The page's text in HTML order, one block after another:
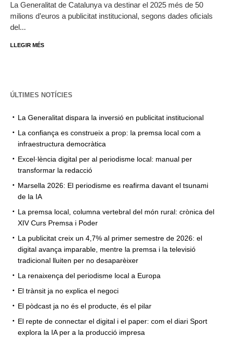
La Generalitat de Catalunya va destinar el 2025 més de 50
milions d’euros a publicitat institucional, segons dades oficials
del...
LLEGIR MÉS
ÚLTIMES NOTÍCIES
La Generalitat dispara la inversió en publicitat institucional
La confiança es construeix a prop: la premsa local com a
infraestructura democràtica
Excel·lència digital per al periodisme local: manual per
transformar la redacció
Marsella 2026: El periodisme es reafirma davant el tsunami
de la IA
La premsa local, columna vertebral del món rural: crònica del
XIV Curs Premsa i Poder
La publicitat creix un 4,7% al primer semestre de 2026: el
digital avança imparable, mentre la premsa i la televisió
tradicional lluiten per no desaparèixer
La renaixença del periodisme local a Europa
El trànsit ja no explica el negoci
El pòdcast ja no és el producte, és el pilar
El repte de connectar el digital i el paper: com el diari Sport
explora la IA per a la producció impresa